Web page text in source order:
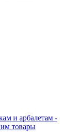
и арбалетам -
товары